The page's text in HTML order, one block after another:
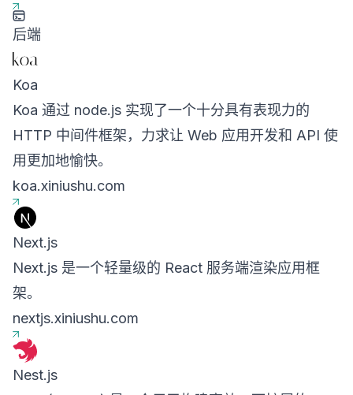
后端
Koa
Koa 通过 node.js 实现了一个十分具有表现力的
HTTP 中间件框架，力求让 Web 应用开发和 API 使
用更加地愉快。
koa.xiniushu.com
Next.js
Next.js 是一个轻量级的 React 服务端渲染应用框
架。
nextjs.xiniushu.com
Nest.js